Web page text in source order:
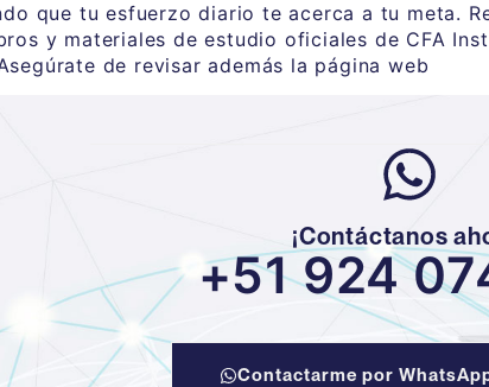
que tu esfuerzo diario te acerca a tu meta.
y materiales de estudio oficiales de CFA
de revisar además la página web
¡Contáctanos
+51 924
Contactarme por